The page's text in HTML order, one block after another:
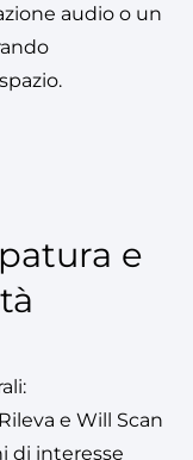
audio o un
e
e Will Scan
di interesse